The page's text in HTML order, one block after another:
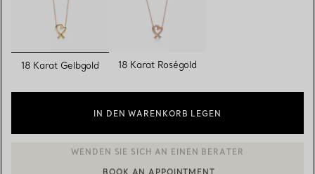
ausgewählt
18 Karat Gelbgold 18 Karat Roségold
IN DEN WARENKORB LEGEN
EINEN KUNDENBERATER KONTAKTIEREN ODER EINEN